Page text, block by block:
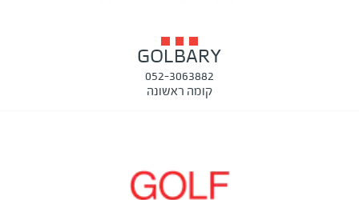
GOLBARY
052-3063882
קומה ראשונה